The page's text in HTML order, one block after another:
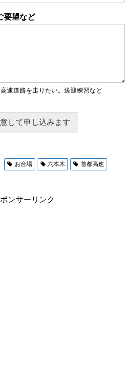
要望など
速道路を走りたい。送迎練習など
して申し込みます
お台場 六本木
首都高速
ンサーリンク